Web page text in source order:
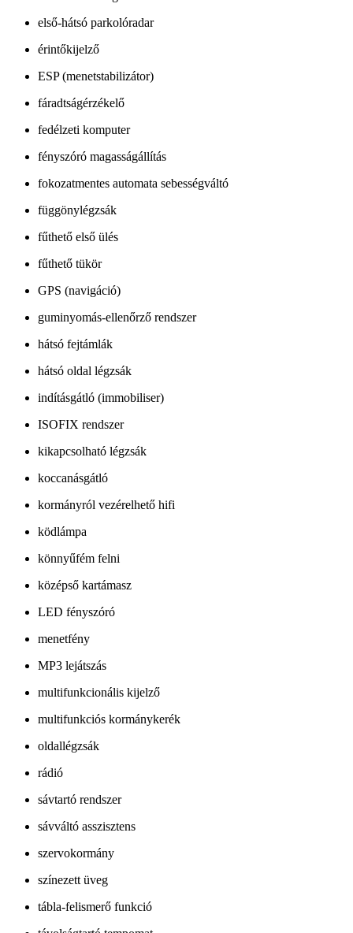
első-hátsó parkolóradar
érintőkijelző
ESP (menetstabilizátor)
fáradtságérzékelő
fedélzeti komputer
fényszóró magasságállítás
fokozatmentes automata sebességváltó
függönylégzsák
fűthető első ülés
fűthető tükör
GPS (navigáció)
guminyomás-ellenőrző rendszer
hátsó fejtámlák
hátsó oldal légzsák
indításgátló (immobiliser)
ISOFIX rendszer
kikapcsolható légzsák
koccanásgátló
kormányról vezérelhető hifi
ködlámpa
könnyűfém felni
középső kartámasz
LED fényszóró
menetfény
MP3 lejátszás
multifunkcionális kijelző
multifunkciós kormánykerék
oldallégzsák
rádió
sávtartó rendszer
sávváltó asszisztens
szervokormány
színezett üveg
tábla-felismerő funkció